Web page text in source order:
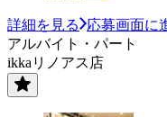
詳細を見る
応募画面に
アルバイト・パート
ikkaリノアス店